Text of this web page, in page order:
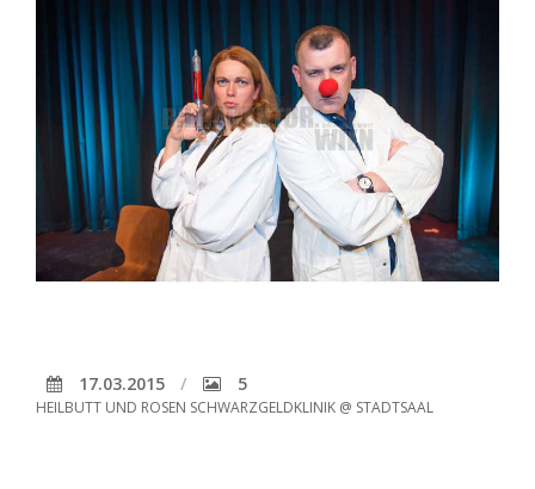
17.03.2015 5
HEILBUTT UND ROSEN SCHWARZGELDKLINIK @ STADTSAAL